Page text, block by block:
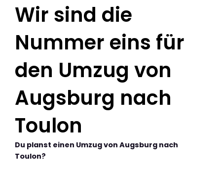
Wir sind die
Nummer eins für
den Umzug von
Augsburg nach
Toulon
Du planst einen Umzug von Augsburg nach
Toulon?